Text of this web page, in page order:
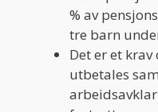
% av
tre barn
Det er et
utbetales